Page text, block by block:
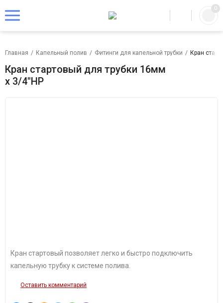
0
Главная / Капельный полив / Фитинги для капельной трубки / Кран
Кран стартовый для трубки 16мм
х 3/4"НР
Кран стартовый позволяет легко и быстро подключить
капельную трубку к системе полива.
Оставить комментарий